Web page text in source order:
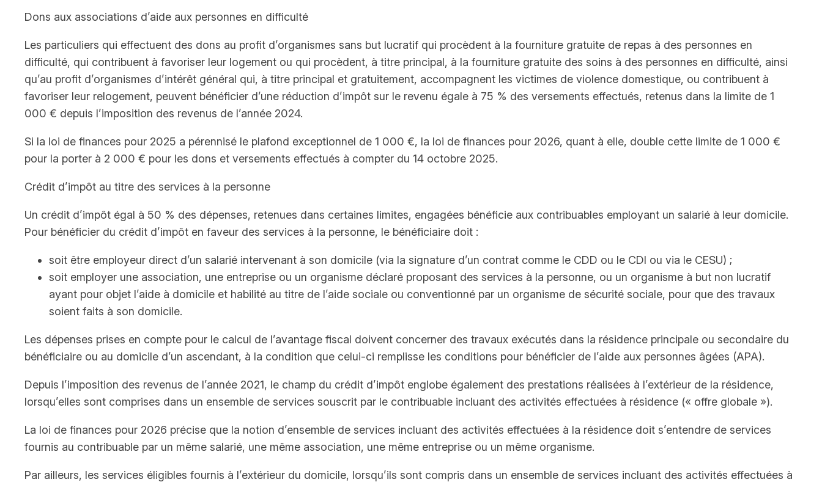
Dons aux associations d’aide aux personnes en difficulté
Les particuliers qui effectuent des dons au profit d’organismes sans but lucratif qui procèdent à la fourniture gratuite de repas à des personnes en
difficulté, qui contribuent à favoriser leur logement ou qui procèdent, à titre principal, à la fourniture gratuite des soins à des personnes en difficulté, ainsi
qu’au profit d’organismes d’intérêt général qui, à titre principal et gratuitement, accompagnent les victimes de violence domestique, ou contribuent à
favoriser leur relogement, peuvent bénéficier d’une réduction d’impôt sur le revenu égale à 75 % des versements effectués, retenus dans la limite de 1
000 € depuis l’imposition des revenus de l’année 2024.
Si la loi de finances pour 2025 a pérennisé le plafond exceptionnel de 1 000 €, la loi de finances pour 2026, quant à elle, double cette limite de 1 000 €
pour la porter à 2 000 € pour les dons et versements effectués à compter du 14 octobre 2025.
Crédit d’impôt au titre des services à la personne
Un crédit d’impôt égal à 50 % des dépenses, retenues dans certaines limites, engagées bénéficie aux contribuables employant un salarié à leur domicile.
Pour bénéficier du crédit d’impôt en faveur des services à la personne, le bénéficiaire doit :
soit être employeur direct d’un salarié intervenant à son domicile (via la signature d’un contrat comme le CDD ou le CDI ou via le CESU) ;
soit employer une association, une entreprise ou un organisme déclaré proposant des services à la personne, ou un organisme à but non lucratif
ayant pour objet l’aide à domicile et habilité au titre de l’aide sociale ou conventionné par un organisme de sécurité sociale, pour que des travaux
soient faits à son domicile.
Les dépenses prises en compte pour le calcul de l’avantage fiscal doivent concerner des travaux exécutés dans la résidence principale ou secondaire du
bénéficiaire ou au domicile d’un ascendant, à la condition que celui-ci remplisse les conditions pour bénéficier de l’aide aux personnes âgées (APA).
Depuis l’imposition des revenus de l’année 2021, le champ du crédit d’impôt englobe également des prestations réalisées à l’extérieur de la résidence,
lorsqu’elles sont comprises dans un ensemble de services souscrit par le contribuable incluant des activités effectuées à résidence (« offre globale »).
La loi de finances pour 2026 précise que la notion d’ensemble de services incluant des activités effectuées à la résidence doit s’entendre de services
fournis au contribuable par un même salarié, une même association, une même entreprise ou un même organisme.
Par ailleurs, les services éligibles fournis à l’extérieur du domicile, lorsqu’ils sont compris dans un ensemble de services incluant des activités effectuées à